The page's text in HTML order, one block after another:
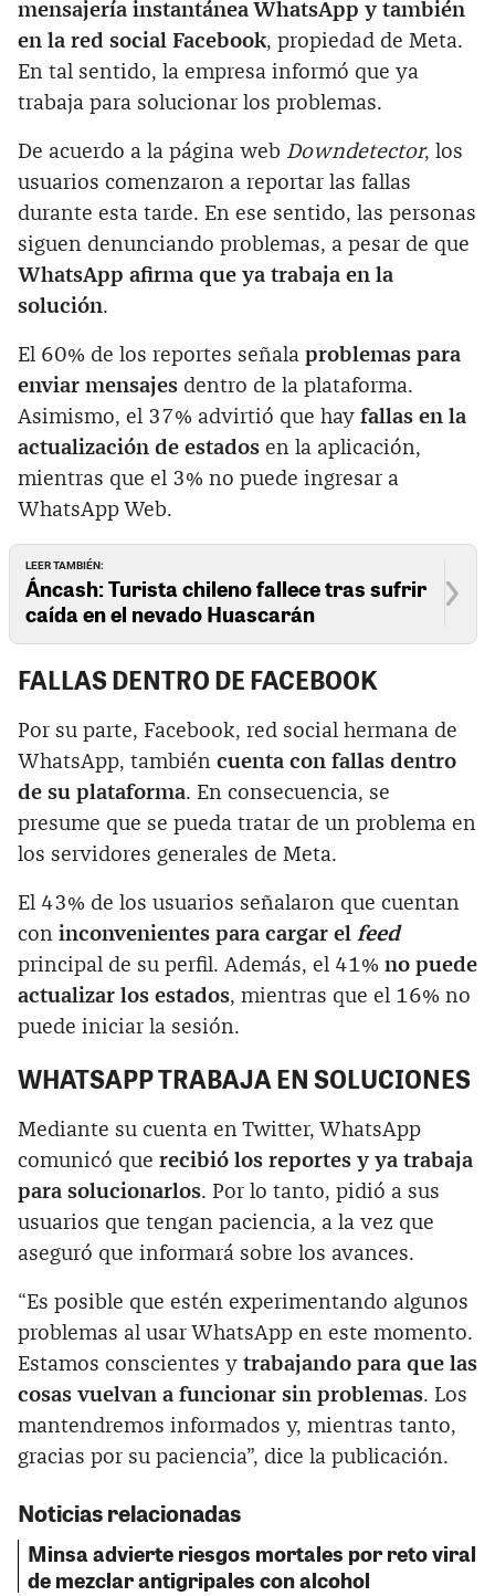
mensajería instantánea WhatsApp y también
en la red social Facebook, propiedad de Meta.
En tal sentido, la empresa informó que ya
trabaja para solucionar los problemas.
De acuerdo a la página web Downdetector, los
usuarios comenzaron a reportar las fallas
durante esta tarde. En ese sentido, las personas
siguen denunciando problemas, a pesar de que
WhatsApp afirma que ya trabaja en la
solución.
El 60% de los reportes señala problemas para
enviar mensajes dentro de la plataforma.
Asimismo, el 37% advirtió que hay fallas en la
actualización de estados en la aplicación,
mientras que el 3% no puede ingresar a
WhatsApp Web.
LEER TAMBIÉN:
Áncash: Turista chileno fallece tras sufrir
caída en el nevado Huascarán
FALLAS DENTRO DE FACEBOOK
Por su parte, Facebook, red social hermana de
WhatsApp, también cuenta con fallas dentro
de su plataforma. En consecuencia, se
presume que se pueda tratar de un problema en
los servidores generales de Meta.
El 43% de los usuarios señalaron que cuentan
con inconvenientes para cargar el feed
principal de su perfil. Además, el 41% no puede
actualizar los estados, mientras que el 16% no
puede iniciar la sesión.
WHATSAPP TRABAJA EN SOLUCIONES
Mediante su cuenta en Twitter, WhatsApp
comunicó que recibió los reportes y ya trabaja
para solucionarlos. Por lo tanto, pidió a sus
usuarios que tengan paciencia, a la vez que
aseguró que informará sobre los avances.
“Es posible que estén experimentando algunos
problemas al usar WhatsApp en este momento.
Estamos conscientes y trabajando para que las
cosas vuelvan a funcionar sin problemas. Los
mantendremos informados y, mientras tanto,
gracias por su paciencia”, dice la publicación.
Noticias relacionadas
Minsa advierte riesgos mortales por reto viral
de mezclar antigripales con alcohol